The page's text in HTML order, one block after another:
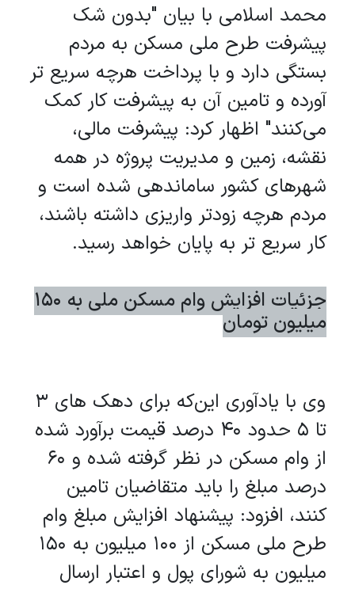
محمد اسلامی با بیان "بدون شک
پیشرفت طرح ملی مسکن به مردم
بستگی دارد و با پرداخت هرچه سریع تر
آورده و تامین آن به پیشرفت کار کمک
می‌کنند" اظهار کرد: پیشرفت مالی،
نقشه، زمین و مدیریت پروژه در همه
شهرهای کشور ساماندهی شده است و
مردم هرچه زودتر واریزی داشته باشند،
کار سریع تر به پایان خواهد رسید.
جزئیات افزایش وام مسکن ملی به 150
میلیون تومان
وی با یادآوری این‌که برای دهک های 3
تا 5 حدود 40 درصد قیمت برآورد شده
از وام مسکن در نظر گرفته شده و 60
درصد مبلغ را باید متقاضیان تامین
کنند، افزود: پیشنهاد افزایش مبلغ وام
طرح ملی مسکن از 100 میلیون به 150
میلیون به شورای پول و اعتبار ارسال